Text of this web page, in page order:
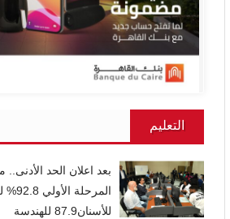
التعليم
بعد اعلان الحد
للأسنان87.9 للهندسة